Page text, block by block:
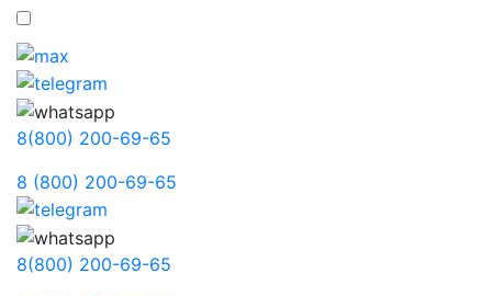
8(800) 200-69-65
8 (800) 200-69-65
8(800) 200-69-65